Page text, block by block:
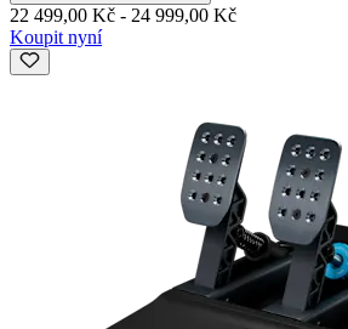
22 499,00 Kč - 24 999,00 Kč
Koupit nyní